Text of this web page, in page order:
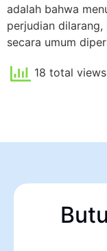
adalah bahwa
perjudian dilarang,
secara umum
18 total views